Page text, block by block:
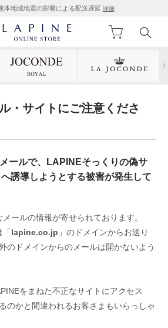
本地域地震の影響による配送遅延 詳細
・サイトにご注意くださ
ールで、LAPINEそっくりの偽サ
誘導しようとする被害が発生して
ールの情報が寄せられております。
lapine.co.jp 」のドメインからお送り
のドメインからのメールは開かないよう
をまねた不正なサイトにアクセス
のかと間違われるお客さまもいらっしゃ